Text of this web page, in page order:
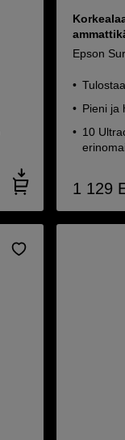
Epson
Pieni ja
10
1 129